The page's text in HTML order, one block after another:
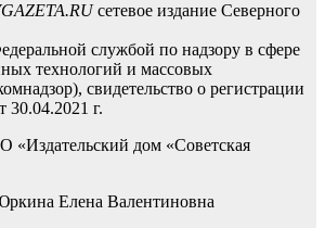
сетевое издание Северного
службой по надзору в сфере
технологий и массовых
свидетельство о регистрации
г.
дом «Советская
Елена Валентиновна